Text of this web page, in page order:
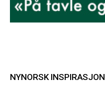
NYNORSK INSPIRASJON